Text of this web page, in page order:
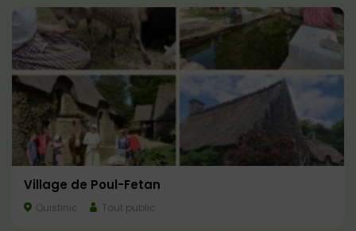
Village de Poul-Fetan
Quistinic Tout public